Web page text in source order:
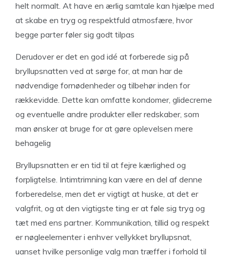
helt normalt. At have en ærlig samtale kan hjælpe med
at skabe en tryg og respektfuld atmosfære, hvor
begge parter føler sig godt tilpas
Derudover er det en god idé at forberede sig på
bryllupsnatten ved at sørge for, at man har de
nødvendige fornødenheder og tilbehør inden for
rækkevidde. Dette kan omfatte kondomer, glidecreme
og eventuelle andre produkter eller redskaber, som
man ønsker at bruge for at gøre oplevelsen mere
behagelig
Bryllupsnatten er en tid til at fejre kærlighed og
forpligtelse. Intimtrimning kan være en del af denne
forberedelse, men det er vigtigt at huske, at det er
valgfrit, og at den vigtigste ting er at føle sig tryg og
tæt med ens partner. Kommunikation, tillid og respekt
er nøgleelementer i enhver vellykket bryllupsnat,
uanset hvilke personlige valg man træffer i forhold til